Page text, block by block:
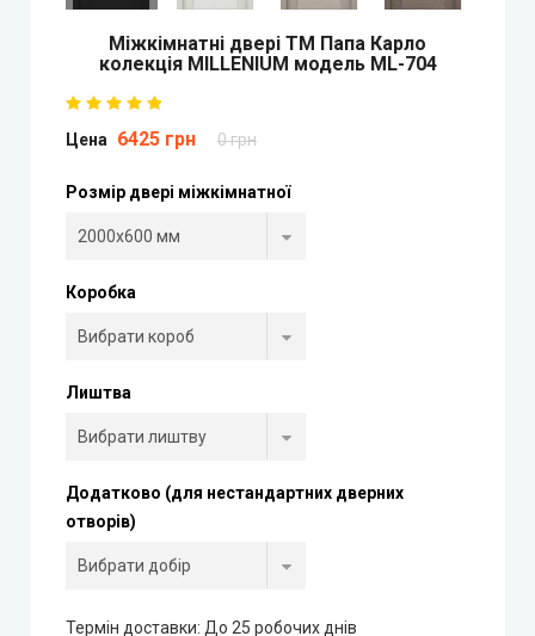
LUXDOORS (ЛюксДорс)
Portalino Doors (Порталіно)
Rezult
Free Style doors (Фрі Стайл під фарбування)
Контур
Danapris Doors (Данапріс Дорс)
DRUID (Друід)
Europe Doors
Міжкімнатні двері ТМ Папа Карло
колекція MILLENIUM модель ML-704
Цена 6425 грн 0 грн
Розмір двері міжкімнатної
Коробка
Лиштва
Додатково (для нестандартних дверних
отворів)
Термін доставки: До 25 робочих днів